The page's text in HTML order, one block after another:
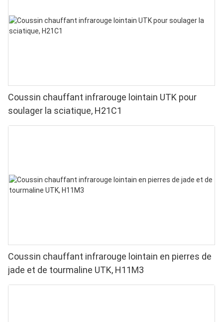
Coussin chauffant infrarouge lointain UTK pour
soulager la sciatique, H21C1
Coussin chauffant infrarouge lointain en pierres de
jade et de tourmaline UTK, H11M3